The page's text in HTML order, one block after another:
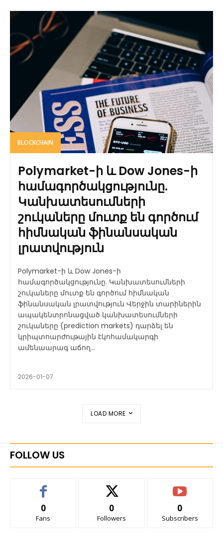
BLOCKCHAIN
Polymarket-ի և Dow Jones-ի
համագործակցությունը.
Կանխատեսումների
շուկաները մուտք են գործում
հիմնական ֆինանսական
լրատվություն
Polymarket-ի և Dow Jones-ի
համագործակցությունը. Կանխատեսումների
շուկաները մուտք են գործում հիմնական
ֆինանսական լրատվություն Վերջին տարիներին
ապակենտրոնացված կանխատեսումների
շուկաները (prediction markets) դարձել են
կրիպտոարժութային էկոհամակարգի
ամենաարագ աճող...
2026-01-07
LOAD MORE
FOLLOW US
0
Fans
0
Followers
0
Subscribers